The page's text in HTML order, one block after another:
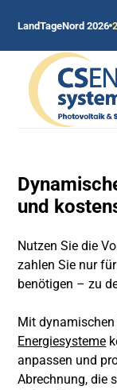
LandTageNord 2026
und
Nutzen Sie die
zahlen Sie nur
benötigen – zu
Mit
Energiesysteme
anpassen und
Abrechnung, die